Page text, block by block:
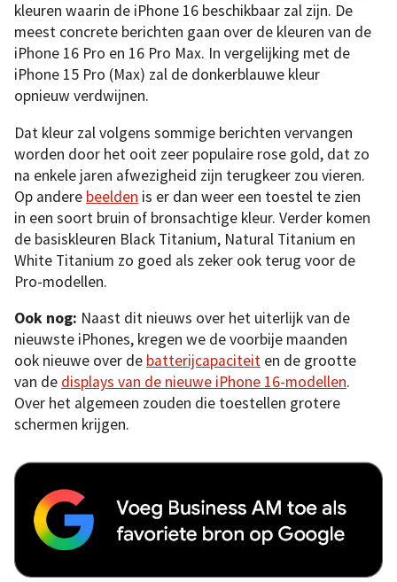
kleuren waarin de iPhone 16 beschikbaar zal zijn. De
meest concrete berichten gaan over de kleuren van de
iPhone 16 Pro en 16 Pro Max. In vergelijking met de
iPhone 15 Pro (Max) zal de donkerblauwe kleur
opnieuw verdwijnen.
Dat kleur zal volgens sommige berichten vervangen
worden door het ooit zeer populaire rose gold, dat zo
na enkele jaren afwezigheid zijn terugkeer zou vieren.
Op andere beelden is er dan weer een toestel te zien
in een soort bruin of bronsachtige kleur. Verder komen
de basiskleuren Black Titanium, Natural Titanium en
White Titanium zo goed als zeker ook terug voor de
Pro-modellen.
Ook nog: Naast dit nieuws over het uiterlijk van de
nieuwste iPhones, kregen we de voorbije maanden
ook nieuwe over de batterijcapaciteit en de grootte
van de displays van de nieuwe iPhone 16-modellen.
Over het algemeen zouden die toestellen grotere
schermen krijgen.